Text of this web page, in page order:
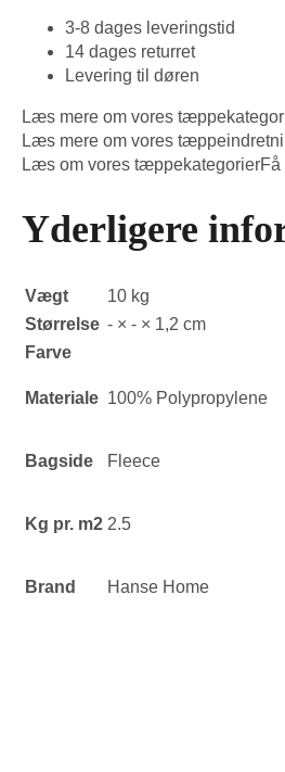
3-8 dages leveringstid
14 dages returret
Levering til døren
Læs mere om vores
Læs mere om vores
Læs om vores tæppekategorier
Yderligere
Vægt
10 kg
Størrelse - × - × 1,2 cm
Farve
Materiale 100% Polypropylene
Bagside Fleece
Kg pr. m2 2.5
Brand Hanse Home